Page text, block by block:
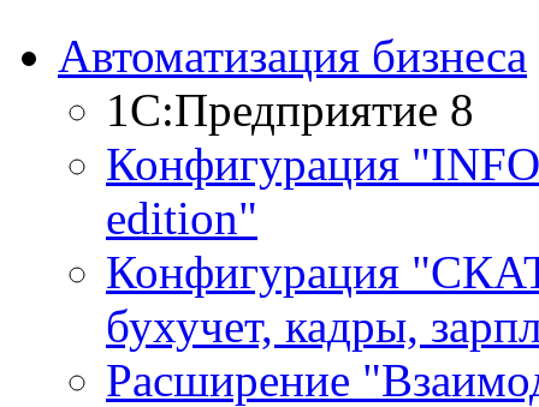
Автоматизация бизнеса
1С:Предприятие 8
Конфигурация
edition"
Конфигурация
бухучет, кадры,
Расширение